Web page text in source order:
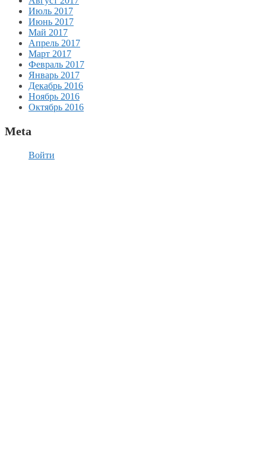
Июль 2017
Июнь 2017
Май 2017
Апрель 2017
Март 2017
Февраль 2017
Январь 2017
Декабрь 2016
Ноябрь 2016
Октябрь 2016
Meta
Войти